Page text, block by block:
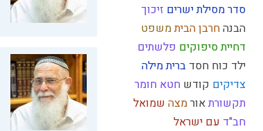
סדר מסילת ישרים זיכוך
הבנהחרבן הביתמשפט
דחיית סיפוקים פלשתים
ילד כוח חסד ברית מילה
צדיקים קודש חטא חומר
תקשורתאורמצה שמואל
חב"ד עם ישראל